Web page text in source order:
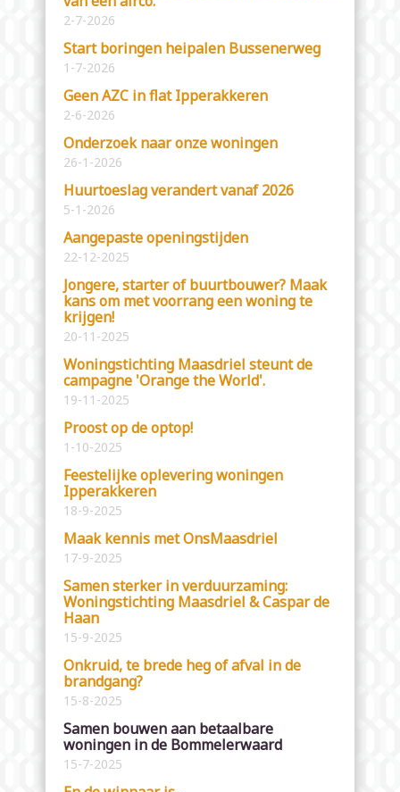
2-7-2026
Start boringen heipalen Bussenerweg
1-7-2026
Geen AZC in flat Ipperakkeren
2-6-2026
Onderzoek naar onze woningen
26-1-2026
Huurtoeslag verandert vanaf 2026
5-1-2026
Aangepaste openingstijden
22-12-2025
Jongere, starter of buurtbouwer? Maak
kans om met voorrang een woning te
krijgen!
20-11-2025
Woningstichting Maasdriel steunt de
campagne 'Orange the World'.
19-11-2025
Proost op de optop!
1-10-2025
Feestelijke oplevering woningen
Ipperakkeren
18-9-2025
Maak kennis met OnsMaasdriel
17-9-2025
Samen sterker in verduurzaming:
Woningstichting Maasdriel & Caspar de
Haan
15-9-2025
Onkruid, te brede heg of afval in de
brandgang?
15-8-2025
Samen bouwen aan betaalbare
woningen in de Bommelerwaard
15-7-2025